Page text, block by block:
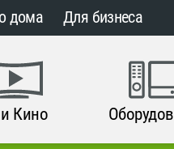
дома Для бизнеса
Кино